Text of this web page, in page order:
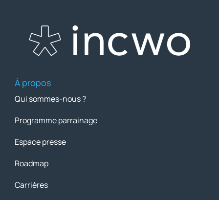
À propos
Qui sommes-nous ?
Programme parrainage
Espace presse
Roadmap
Carrières